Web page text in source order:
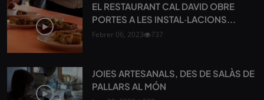
EL RESTAURANT CAL DAVID OBRE
PORTES A LES INSTAL·LACIONS...
Febrer 06, 2023 737
JOIES ARTESANALS, DES DE SALÀS DE
PALLARS AL MÓN